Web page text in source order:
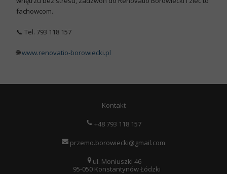
fachowcom.
📞 Tel. 793 118 157
🌐www.renovatio-borowiecki.pl
Kontakt
+48 793 118 157
przemo.borowiecki@gmail.com
ul. Moniuszki 46
95-050 Konstantynów Łódzki